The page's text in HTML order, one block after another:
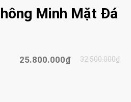
Minh Mặt Đá
25.800.000₫ 32.500.000₫